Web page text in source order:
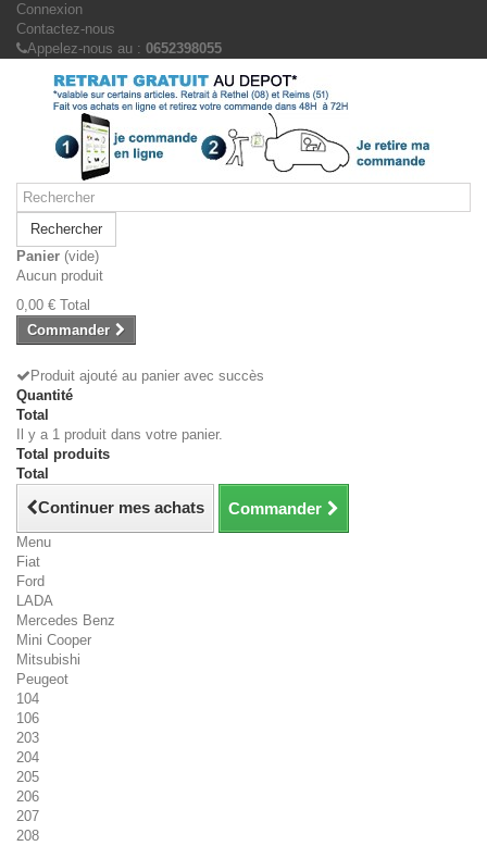
Connexion
Contactez-nous
Appelez-nous au : 0652398055
Rechercher
Panier (vide)
Aucun produit
0,00 € Total
Commander
Produit ajouté au panier avec succès
Quantité
Total
Il y a 1 produit dans votre panier.
Total produits
Total
Continuer mes achats Commander
Menu
Fiat
Ford
LADA
Mercedes Benz
Mini Cooper
Mitsubishi
Peugeot
104
106
203
204
205
206
207
208